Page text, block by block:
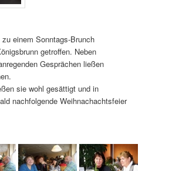
einem Sonntags-Brunch
getroffen. Neben
Gesprächen ließen
sie wohl gesättigt und in
nachfolgende Weihnachachtsfeier